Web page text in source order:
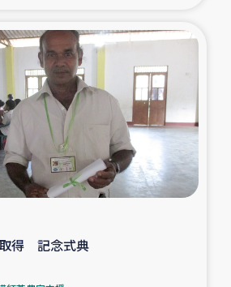
・シリア地震被災者支援
ヤ小規模紅茶農家支援
コーヒー生産者支援
ベシ郡でのコーヒー畑改善事業
女性の生計向上支援
得 記念式典